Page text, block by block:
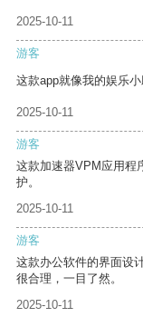
2025-10-11
游客
这款app就像我的娱乐
2025-10-11
游客
这款加速器VPM应用程
护。
2025-10-11
游客
这款办公软件的界面设
很合理，一目了然。
2025-10-11